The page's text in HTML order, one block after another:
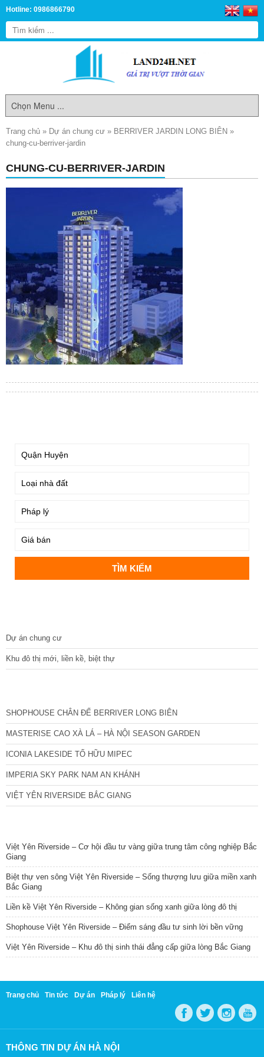
Hotline: 0986866790
Trang chủ » Dự án chung cư » BERRIVER JARDIN LONG BIÊN »
chung-cu-berriver-jardin
CHUNG-CU-BERRIVER-JARDIN
Dự án chung cư
Khu đô thị mới, liền kề, biệt thự
SHOPHOUSE CHÂN ĐẾ BERRIVER LONG BIÊN
MASTERISE CAO XÀ LÁ – HÀ NỘI SEASON GARDEN
ICONIA LAKESIDE TỐ HỮU MIPEC
IMPERIA SKY PARK NAM AN KHÁNH
VIỆT YÊN RIVERSIDE BẮC GIANG
Việt Yên Riverside – Cơ hội đầu tư vàng giữa trung tâm công nghiệp Bắc
Giang
Biệt thự ven sông Việt Yên Riverside – Sống thượng lưu giữa miền xanh
Bắc Giang
Liền kề Việt Yên Riverside – Không gian sống xanh giữa lòng đô thị
Shophouse Việt Yên Riverside – Điểm sáng đầu tư sinh lời bền vững
Việt Yên Riverside – Khu đô thị sinh thái đẳng cấp giữa lòng Bắc Giang
Trang chủ Tin tức Dự án Pháp lý Liên hệ
THÔNG TIN DỰ ÁN HÀ NỘI